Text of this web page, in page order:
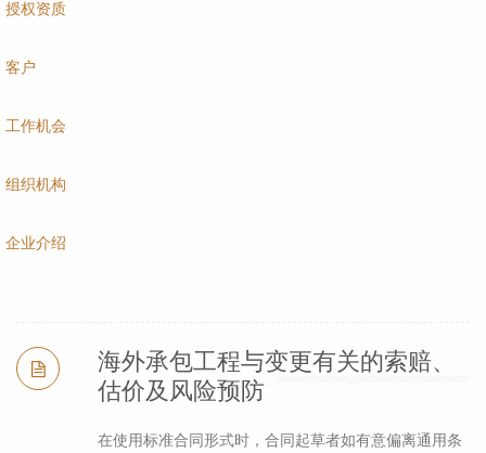
授权资质
客户
工作机会
组织机构
企业介绍
海外承包工程与变更有关的索赔、
估价及风险预防
在使用标准合同形式时，合同起草者如有意偏离通用条